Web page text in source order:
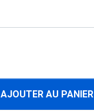
AJOUTER AU PANIER